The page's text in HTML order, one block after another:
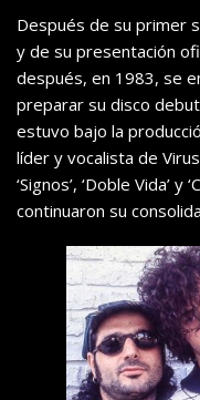
Después de su primer
y de su presentación
después, en 1983, se
preparar su disco
estuvo bajo la
líder y vocalista de
‘Signos’, ‘Doble Vida’ y
continuaron su